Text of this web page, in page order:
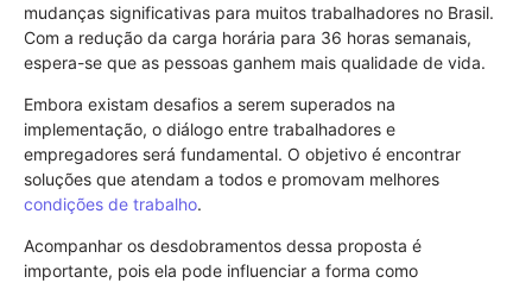
mudanças significativas para muitos trabalhadores no Brasil.
Com a redução da carga horária para 36 horas semanais,
espera-se que as pessoas ganhem mais qualidade de vida.
Embora existam desafios a serem superados na
implementação, o diálogo entre trabalhadores e
empregadores será fundamental. O objetivo é encontrar
soluções que atendam a todos e promovam melhores
condições de trabalho.
Acompanhar os desdobramentos dessa proposta é
importante, pois ela pode influenciar a forma como